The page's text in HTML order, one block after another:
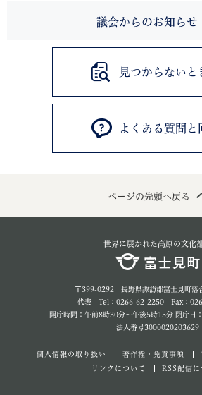
議会からのお知らせ
見つからないと
よくある質問と
ページの先頭へ戻る
世界に展かれた高原の文化
〒399-0292 長野県諏訪郡富士見町落
代表 Tel：0266-62-2250 Fax：
開庁時間：午前8時30分～午後5時15分 閉庁日
法人番号3000020203629
個人情報の取り扱い 著作権・免責事項
リンクについて
RSS配信に